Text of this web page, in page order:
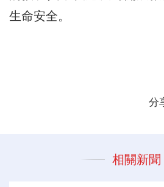
生命安全。
分
相關新聞